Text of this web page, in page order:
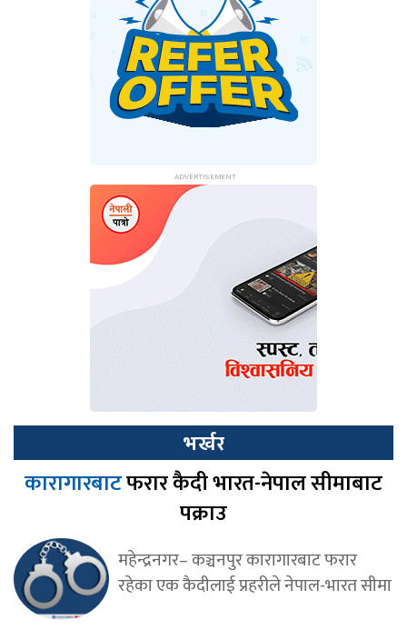
भर्खर
कारागारबाटफरार कैदी भारत-नेपाल सीमाबाट
पक्राउ
महेन्द्रनगर– कञ्चनपुर कारागारबाट फरार
रहेका एक कैदीलाई प्रहरीले नेपाल-भारत सीमा